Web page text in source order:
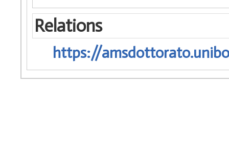
Relations
https://